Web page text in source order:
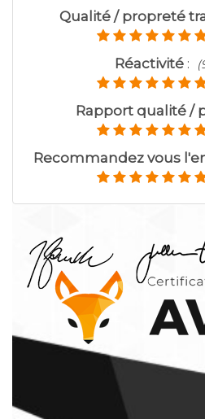
Qualité / propreté
Réactivité :
Rapport qualité /
Recommandez vous